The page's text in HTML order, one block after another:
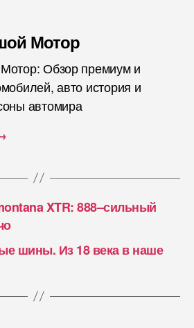
Мотор
Обзор премиум и
авто история и
автомира
XTR: 888–сильный
шины. Из 18 века в наше